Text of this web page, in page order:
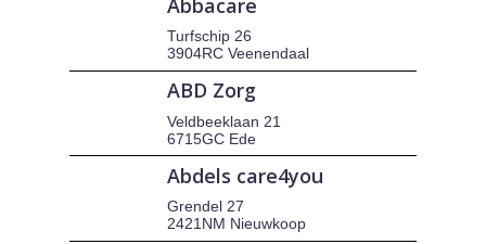
Abbacare
Turfschip 26
3904RC Veenendaal
ABD Zorg
Veldbeeklaan 21
6715GC Ede
Abdels care4you
Grendel 27
2421NM Nieuwkoop